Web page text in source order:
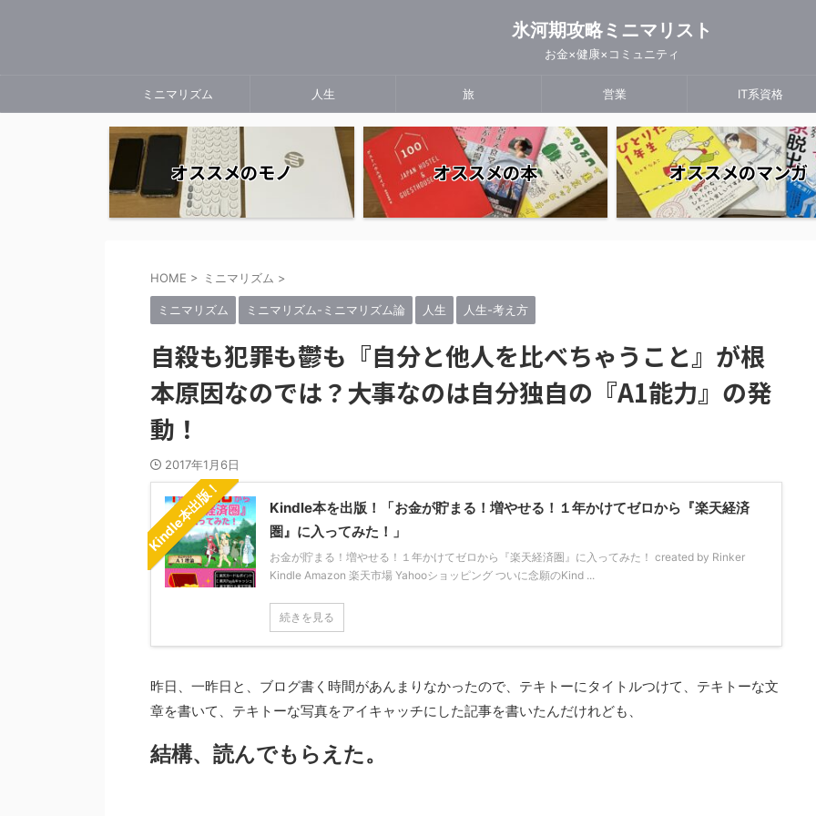
氷河期攻略ミニマリスト
お金×健康×コミュニティ
ミニマリズム 人生 旅 営業 IT系資格
オススメのモノ オススメの本 オススメのマンガ
HOME > ミニマリズム >
ミニマリズム ミニマリズム-ミニマリズム論 人生 人生-考え方
自殺も犯罪も鬱も『自分と他人を比べちゃうこと』が根
本原因なのでは？大事なのは自分独自の『A1能力』の発
動！
2017年1月6日
Kindle本出版！
Kindle本を出版！「お金が貯まる！増やせる！１年かけてゼロから『楽天経済
圏』に入ってみた！」
お金が貯まる！増やせる！１年かけてゼロから『楽天経済圏』に入ってみた！ created by Rinker
Kindle Amazon 楽天市場 Yahooショッピング ついに念願のKind ...
続きを見る
昨日、一昨日と、ブログ書く時間があんまりなかったので、テキトーにタイトルつけて、テキトーな文
章を書いて、テキトーな写真をアイキャッチにした記事を書いたんだけれども、
結構、読んでもらえた。